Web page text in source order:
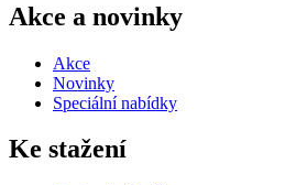
Akce a novinky
Akce
Novinky
Speciální nabídky
Ke stažení